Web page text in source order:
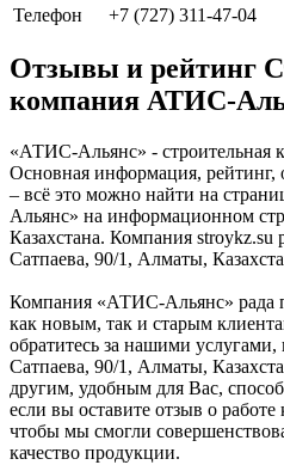
Телефон
+7 (727) 311-47-04
Отзывы и рейтинг
компания АТИС-
«АТИС-Альянс» - строительная
Основная информация,
– всё это можно найти на
Альянс» на информационном
Казахстана. Компания stroykz.su
Сатпаева, 90/1, Алматы,
Компания «АТИС-Альянс» рада
как новым, так и старым
обратитесь за нашими услугами,
Сатпаева, 90/1, Алматы,
другим, удобным для Вас,
если вы оставите отзыв о
чтобы мы смогли
качество продукции.